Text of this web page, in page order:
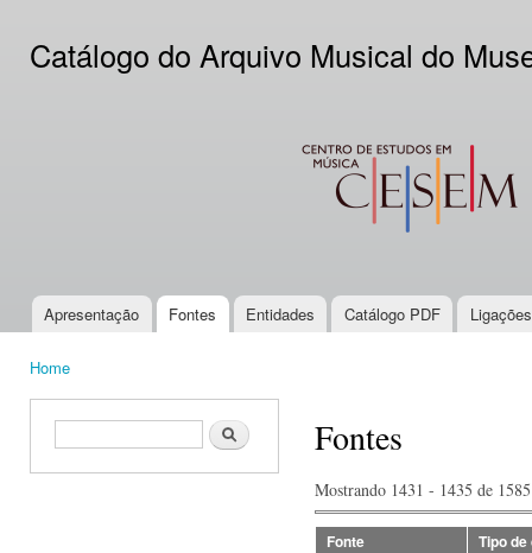
Catálogo do Arquivo Musical do
CESEM
Main menu
Apresentação Fontes Entidades Catálogo PDF
Home
Search form Search Fontes
Mostrando 1431 - 1435 de 1585
Fonte Tipo